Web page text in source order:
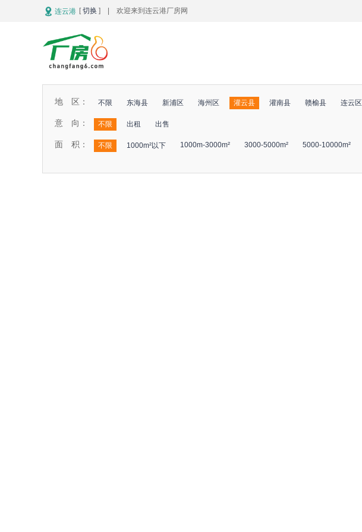
连云港 [ 切换 ] | 欢迎来到连云港厂房网
地 区： 不限 东海县 新浦区 海州区 灌云县 灌南县 赣榆县 连云区
意 向： 不限 出租 出售
面 积： 不限 1000m²以下 1000m-3000m² 3000-5000m² 5000-10000m²